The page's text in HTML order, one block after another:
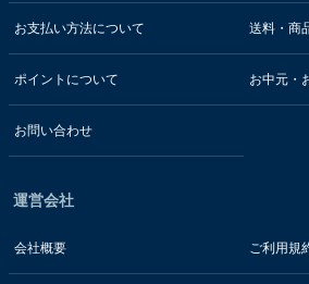
お支払い方法について 送料・商
ポイントについて お中元・
お問い合わせ
運営会社
会社概要 ご利用規